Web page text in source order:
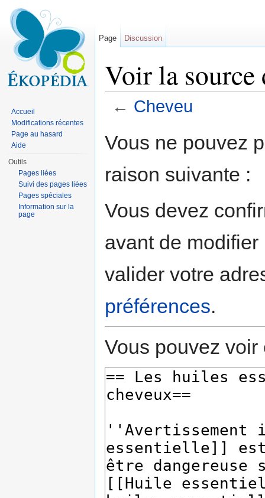
Voir la source
← Cheveu
Vous ne pouvez
raison suivante :
Vous devez
avant de
valider votre
préférences.
Vous pouvez
Page Discussion
Accueil
Modifications récentes
Page au hasard
Aide
Outils
Pages liées
Suivi des pages liées
Pages spéciales
Information sur la
page